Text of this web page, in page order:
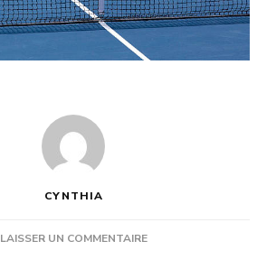
CYNTHIA
LAISSER UN COMMENTAIRESUR